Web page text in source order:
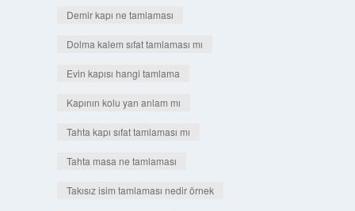
Demir kapı ne tamlaması
Dolma kalem sıfat tamlaması mı
Evin kapısı hangi tamlama
Kapının kolu yan anlam mı
Tahta kapı sıfat tamlaması mı
Tahta masa ne tamlaması
Takısız isim tamlaması nedir örnek